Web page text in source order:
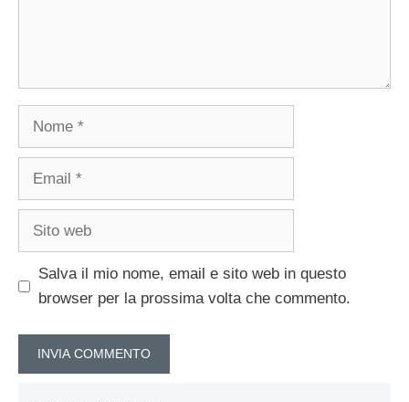
Nome
Email
Sito
Salva il mio nome, email e sito web in questo
browser per la prossima volta che commento.